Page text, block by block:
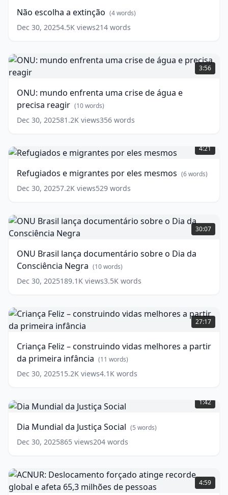
words)
Não escolha a extinção (4words)
Dec 30, 20254.5K views214 words
ONU:
mundo
enfrenta
crise
de
água
e
reagir
words)
3:56
ONU: mundo enfrenta uma crise de água e
precisa reagir (10words)
Dec 30, 202581.2K views356 words
e
migrantes
eles
mesmos
(6
4:21
Refugiados e migrantes por eles mesmos (6words)
Dec 30, 20257.2K views529 words
ONU
Brasil
lança
sobre
o
Dia
da
Negra
words)
30:07
ONU Brasil lança documentário sobre o Dia da
Consciência Negra (10words)
Dec 30, 2025189.1K views3.5K words
Criança
Feliz
–
vidas
melhores
a
partir
primeira
infância
(11
27:17
Criança Feliz – construindo vidas melhores a partir
da primeira infância (11 words)
Dec 30, 202515.2K views4.1K words
Mundial
da
Social (5
words)
1:42
Dia Mundial da Justiça Social (5 words)
Dec 30, 2025865 views204 words
ACNUR:
Deslocamento
forçado
4:59